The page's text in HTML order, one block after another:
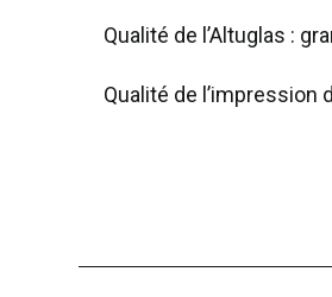
Qualité de l’Altuglas :
Qualité de